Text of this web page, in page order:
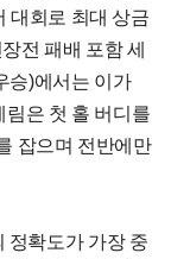
대회로 최대 상금
전 패배 포함 세
승)에서는 이가
림은 첫 홀 버디를
잡으며 전반에만
정확도가 가장 중